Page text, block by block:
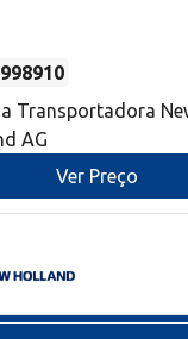
Transportadora
AG
Ver Preço